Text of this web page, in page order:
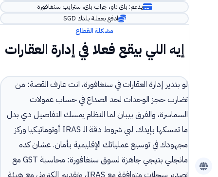
يدعم: باي ناو، جراب باي، سترايب سنغافورة
ادفع بعملة بلدك SGD
مشكلة القطاع
إيه اللي بيقع فعلا في إدارة العقارات
لو بتدير إدارة العقارات في سنغافورة، انت عارف القصة: من
تضارب حجز الوحدات لحد الصداع في حساب عمولات
السماسرة، والفرق بيبان لما النظام يمسك التفاصيل دي بدل
ما تمسكها بإيدك. لبي شروط دقة الـ IRAS أوتوماتيكيا وركز
مجهودك في توسيع عملياتك الإقليمية بأمان. عشان كده
مانجلي بتيجي جاهزة لسوق سنغافورة: محاسبة GST مع
تصدير سجلات متوافقة مع IRAS، وتقديم إلكتروني مع هيئة